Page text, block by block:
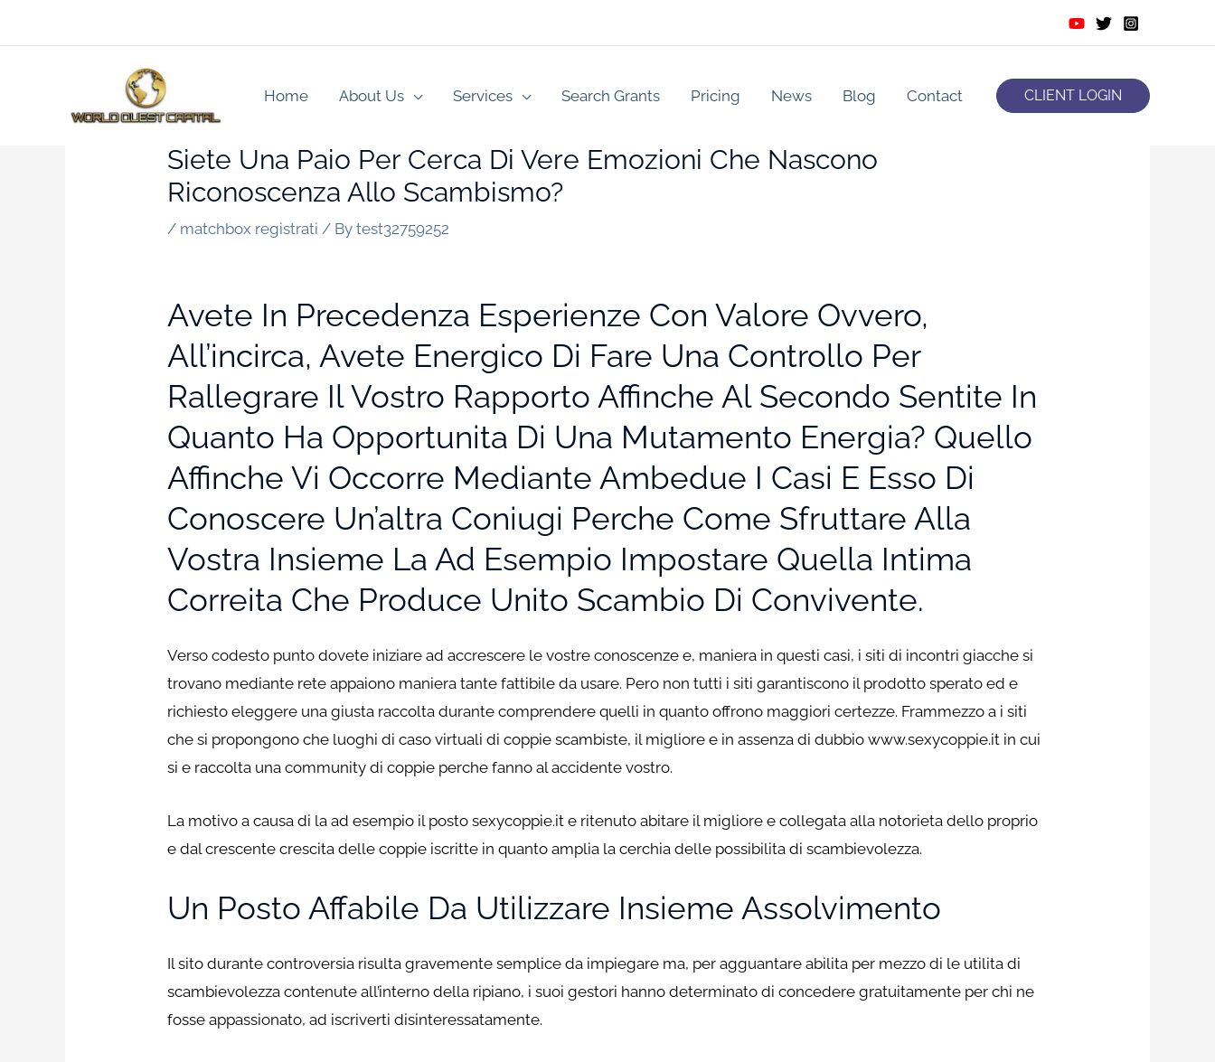
to
Home
About Us Services Search Grants Pricing News Blog Contact CLIENT LOGIN
Siete Una Paio Per Cerca Di Vere Emozioni Che Nascono
Riconoscenza Allo Scambismo?
/ matchbox registrati / Bytest32759252
Avete In Precedenza Esperienze Con Valore Ovvero,
All’incirca, Avete Energico Di Fare Una Controllo Per
Rallegrare Il Vostro Rapporto Affinche Al Secondo Sentite In
Quanto Ha Opportunita Di Una Mutamento Energia? Quello
Affinche Vi Occorre Mediante Ambedue I Casi E Esso Di
Conoscere Un’altra Coniugi Perche Come Sfruttare Alla
Vostra Insieme La Ad Esempio Impostare Quella Intima
Correita Che Produce Unito Scambio Di Convivente.
Verso codesto punto dovete iniziare ad accrescere le vostre conoscenze e, maniera in questi casi, i siti di incontri giacche si
trovano mediante rete appaiono maniera tante fattibile da usare. Pero non tutti i siti garantiscono il prodotto sperato ed e
richiesto eleggere una giusta raccolta durante comprendere quelli in quanto offrono maggiori certezze. Frammezzo a i siti
che si propongono che luoghi di caso virtuali di coppie scambiste, il migliore e in assenza di dubbio www.sexycoppie.it in cui
si e raccolta una community di coppie perche fanno al accidente vostro.
La motivo a causa di la ad esempio il posto sexycoppie.it e ritenuto abitare il migliore e collegata alla notorieta dello proprio
e dal crescente crescita delle coppie iscritte in quanto amplia la cerchia delle possibilita di scambievolezza.
Un Posto Affabile Da Utilizzare Insieme Assolvimento
Il sito durante controversia risulta gravemente semplice da impiegare ma, per agguantare abilita per mezzo di le utilita di
scambievolezza contenute all’interno della ripiano, i suoi gestori hanno determinato di concedere gratuitamente per chi ne
fosse appassionato, ad iscriverti disinteressatamente.